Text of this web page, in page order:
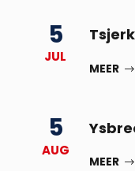
5
JUL
MEER
5
AUG
MEER